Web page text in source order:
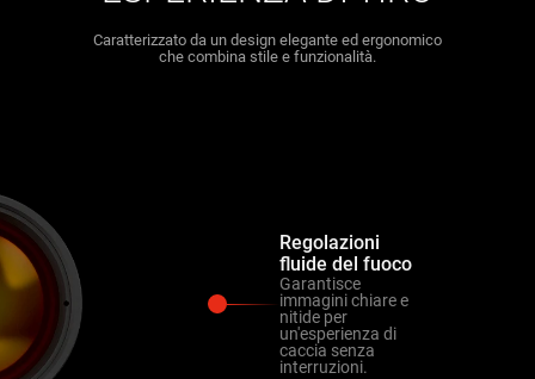
Caratterizzato da un design elegante ed ergonomico
che combina stile e funzionalità.
Regolazioni
fluide del fuoco
Garantisce
immagini chiare e
nitide per
un'esperienza di
caccia senza
interruzioni.